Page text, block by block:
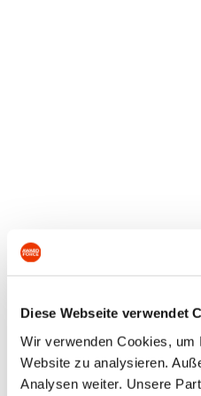
Diese Webseite verwendet
Wir verwenden Cookies, um
Website zu analysieren.
Analysen weiter. Unsere